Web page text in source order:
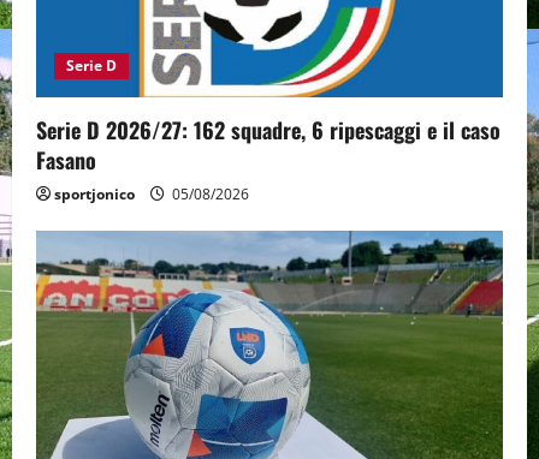
o
n
Serie D
Serie D 2026/27: 162 squadre, 6 ripescaggi e il caso
Fasano
sportjonico 05/08/2026